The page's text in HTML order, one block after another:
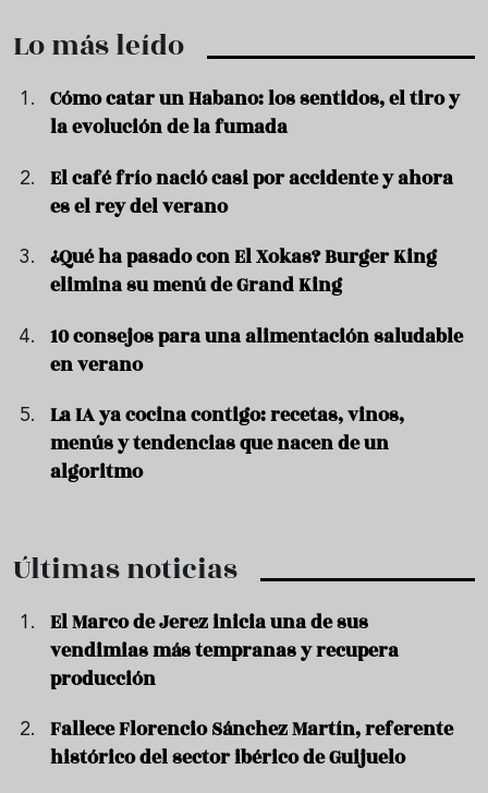
Lo más leído
Cómo catar un Habano: los sentidos, el tiro y
la evolución de la fumada
El café frío nació casi por accidente y ahora
es el rey del verano
¿Qué ha pasado con El Xokas? Burger King
elimina su menú de Grand King
10 consejos para una alimentación saludable
en verano
La IA ya cocina contigo: recetas, vinos,
menús y tendencias que nacen de un
algoritmo
Últimas noticias
El Marco de Jerez inicia una de sus
vendimias más tempranas y recupera
producción
Fallece Florencio Sánchez Martín, referente
histórico del sector ibérico de Guijuelo